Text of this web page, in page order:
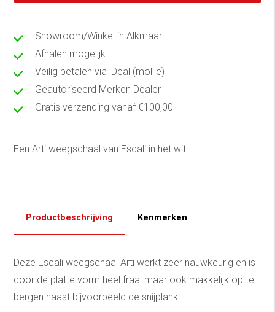
Showroom/Winkel in Alkmaar
Afhalen mogelijk
Veilig betalen via iDeal (mollie)
Geautoriseerd Merken Dealer
Gratis verzending vanaf €100,00
Een Arti weegschaal van Escali in het wit.
Productbeschrijving Kenmerken
Deze Escali weegschaal Arti werkt zeer nauwkeurig en is
door de platte vorm heel fraai maar ook makkelijk op te
bergen naast bijvoorbeeld de snijplank.